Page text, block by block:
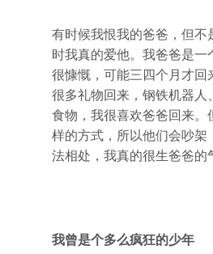
有时候我恨我的爸爸，但不
时我真的爱他。我爸爸是一
很慷慨，可能三四个月才回
很多礼物回来，钢铁机器人
食物，我很喜欢爸爸回来。
样的方式，所以他们会吵架
法相处，我真的很生爸爸的
我曾是个多么疯狂的少年